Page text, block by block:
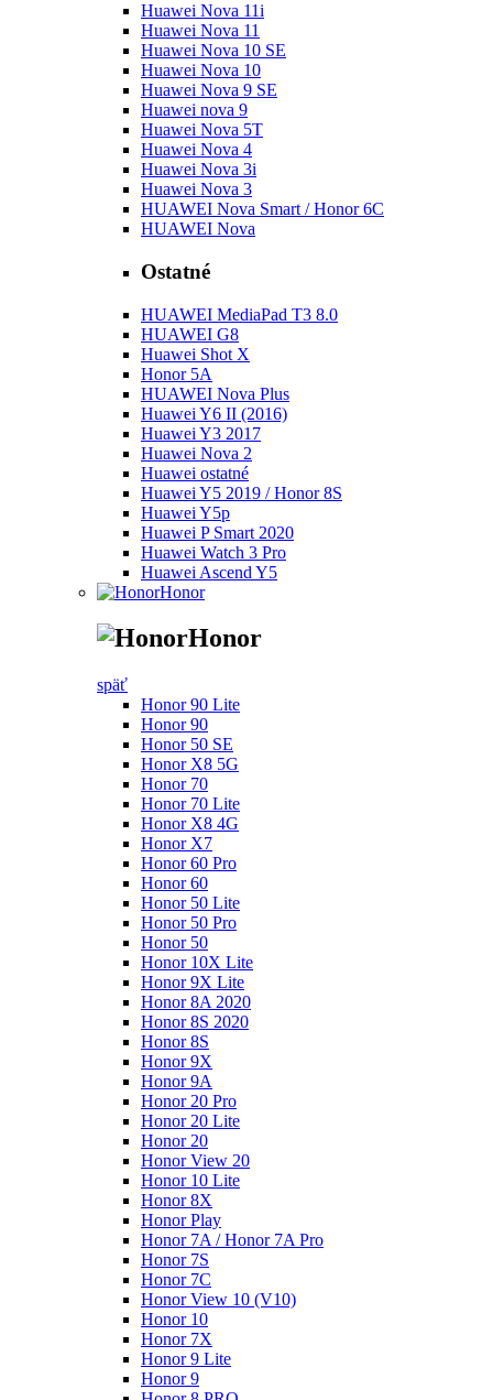
Huawei Nova 11i
Huawei Nova 11
Huawei Nova 10 SE
Huawei Nova 10
Huawei Nova 9 SE
Huawei nova 9
Huawei Nova 5T
Huawei Nova 4
Huawei Nova 3i
Huawei Nova 3
HUAWEI Nova Smart / Honor 6C
HUAWEI Nova
Ostatné
HUAWEI MediaPad T3 8.0
HUAWEI G8
Huawei Shot X
Honor 5A
HUAWEI Nova Plus
Huawei Y6 II (2016)
Huawei Y3 2017
Huawei Nova 2
Huawei ostatné
Huawei Y5 2019 / Honor 8S
Huawei Y5p
Huawei P Smart 2020
Huawei Watch 3 Pro
Huawei Ascend Y5
Honor
Honor
späť
Honor 90 Lite
Honor 90
Honor 50 SE
Honor X8 5G
Honor 70
Honor 70 Lite
Honor X8 4G
Honor X7
Honor 60 Pro
Honor 60
Honor 50 Lite
Honor 50 Pro
Honor 50
Honor 10X Lite
Honor 9X Lite
Honor 8A 2020
Honor 8S 2020
Honor 8S
Honor 9X
Honor 9A
Honor 20 Pro
Honor 20 Lite
Honor 20
Honor View 20
Honor 10 Lite
Honor 8X
Honor Play
Honor 7A / Honor 7A Pro
Honor 7S
Honor 7C
Honor View 10 (V10)
Honor 10
Honor 7X
Honor 9 Lite
Honor 9